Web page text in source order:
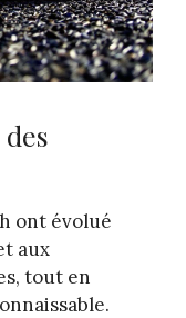
ont évolué
aux
tout en